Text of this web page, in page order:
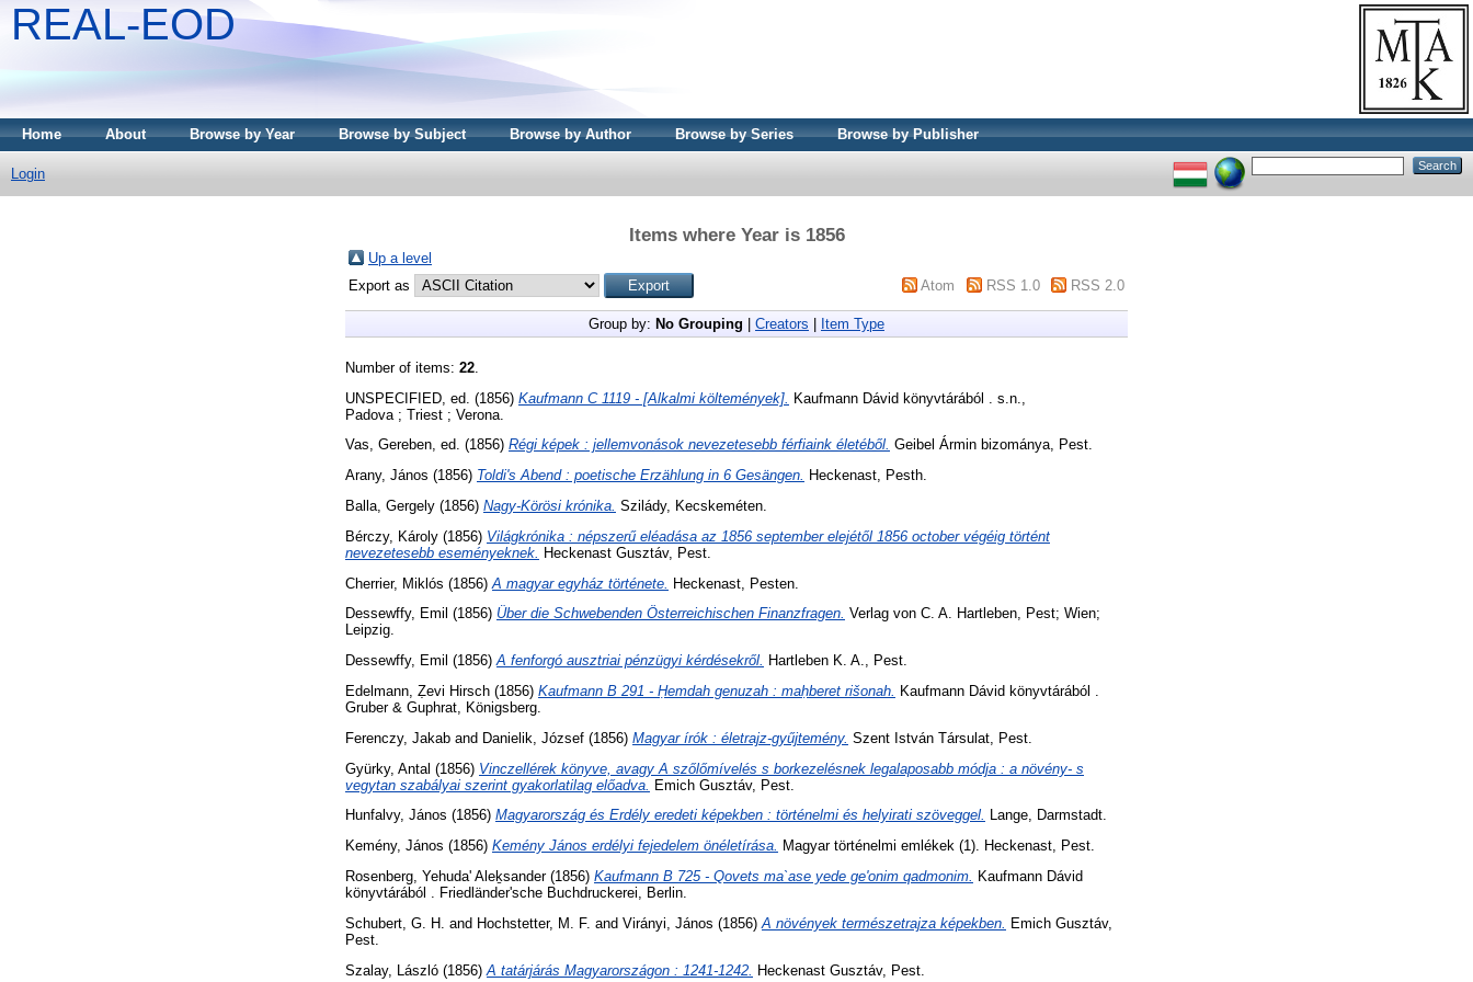
REAL-EOD
Home About Browse by Year Browse by Subject Browse by Author Browse by Series Browse by Publisher
Login
Items where Year is 1856
Up a level
Export as
Atom RSS 1.0 RSS 2.0
Group by: No Grouping Creators Item Type
Number of items: 22
UNSPECIFIED, ed. (1856) Kaufmann C 1119 - [Alkalmi költemények]. Kaufmann Dávid könyvtárából . s.n.,
Padova ; Triest ; Verona.
Vas, Gereben, ed. (1856) Régi képek : jellemvonások nevezetesebb férfiaink életéből. Geibel Ármin bizománya, Pest.
Arany, János (1856) Toldi's Abend : poetische Erzählung in 6 Gesängen. Heckenast, Pesth.
Balla, Gergely (1856) Nagy-Körösi krónika. Szilády, Kecskeméten.
Bérczy, Károly (1856) Világkrónika : népszerű eléadása az 1856 september elejétől 1856 october végéig történt
nevezetesebb eseményeknek.
Heckenast Gusztáv, Pest.
Cherrier, Miklós (1856) A magyar egyház története. Heckenast, Pesten.
Dessewffy, Emil (1856) Über die Schwebenden Österreichischen Finanzfragen. Verlag von C. A. Hartleben, Pest; Wien;
Leipzig.
Dessewffy, Emil (1856)A fenforgó ausztriai pénzügyi kérdésekről. Hartleben K. A., Pest.
Edelmann, Ẓevi Hirsch (1856) Kaufmann B 291 - Ḥemdah genuzah : maḥberet rišonah.
Kaufmann Dávid könyvtárából .
Gruber & Guphrat, Königsberg.
Ferenczy, Jakab and Danielik, József (1856) Magyar írók : életrajz-gyűjtemény. Szent István Társulat, Pest.
Gyürky, Antal (1856) Vinczellérek könyve, avagy A szőlőmívelés s borkezelésnek legalaposabb módja : a növény- s
vegytan szabályai szerint gyakorlatilag előadva. Emich Gusztáv, Pest.
Hunfalvy, János (1856) Magyarország és Erdély eredeti képekben : történelmi és helyirati szöveggel. Lange, Darmstadt.
Kemény, János (1856) Kemény János erdélyi fejedelem önéletírása. Magyar történelmi emlékek (1). Heckenast, Pest.
Rosenberg, Yehuda' Aleḵsander(1856) Kaufmann B 725 - Qovets ma`ase yede ge'onim qadmonim.
Kaufmann Dávid
könyvtárából . Friedländer'sche Buchdruckerei, Berlin.
Schubert, G. H. and Hochstetter, M. F. and Virányi, János (1856) A növények természetrajza képekben.
Emich Gusztáv,
Pest.
Szalay, László (1856) A tatárjárás Magyarországon : 1241-1242. Heckenast Gusztáv, Pest.